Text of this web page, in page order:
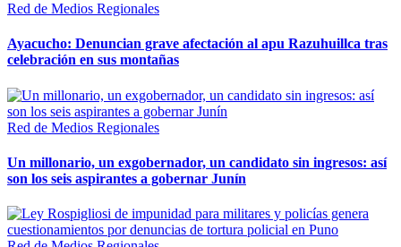
Red de Medios Regionales
Ayacucho: Denuncian grave afectación al apu Razuhuillca tras
celebración en sus montañas
Red de Medios Regionales
Un millonario, un exgobernador, un candidato sin ingresos: así
son los seis aspirantes a gobernar Junín